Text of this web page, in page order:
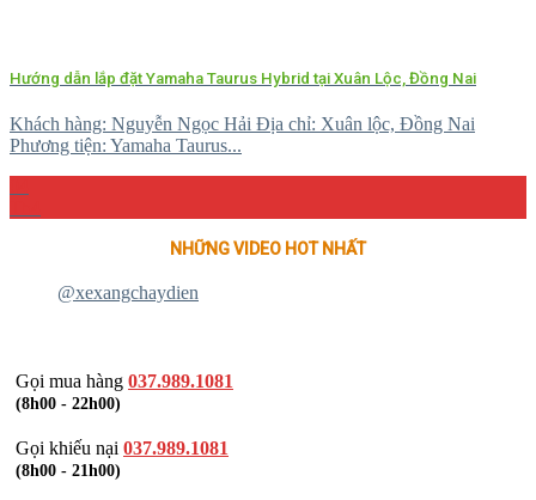
Hướng dẫn lắp đặt Yamaha Taurus Hybrid tại Xuân Lộc, Đồng Nai
Khách hàng: Nguyễn Ngọc Hải Địa chỉ: Xuân lộc, Đồng Nai
Phương tiện: Yamaha Taurus...
NHỮNG VIDEO HOT NHẤT
@xexangchaydien
Gọi mua hàng 037.989.1081
(8h00 - 22h00)
Gọi khiếu nại 037.989.1081
(8h00 - 21h00)